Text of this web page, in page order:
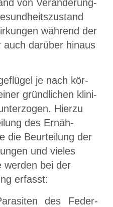
von Ver­än­de­rung­
wäh­rend der
auch da­rü­ber hinaus
je nach kör­
gründ­li­chen kli­ni­
Hier­zu
des Er­näh­
die Be­ur­tei­lung der
und vieles
wer­den bei der
erfasst:
des Fe­der­